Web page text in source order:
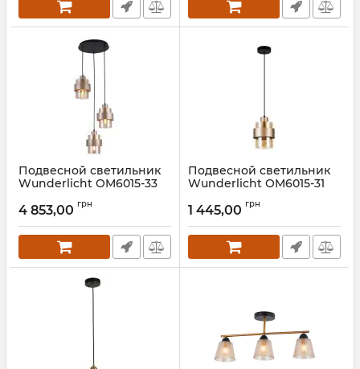
Подвесной светильник
Wunderlicht OM6015-33
4 853,00 грн
Подвесной светильник
Wunderlicht OM6015-31
1 445,00 грн